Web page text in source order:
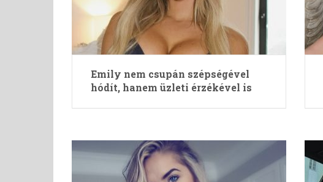
Emily nem csupán szépségével
hódít, hanem üzleti érzékével is